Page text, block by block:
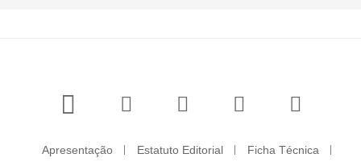
Apresentação Estatuto Editorial
Ficha Técnica